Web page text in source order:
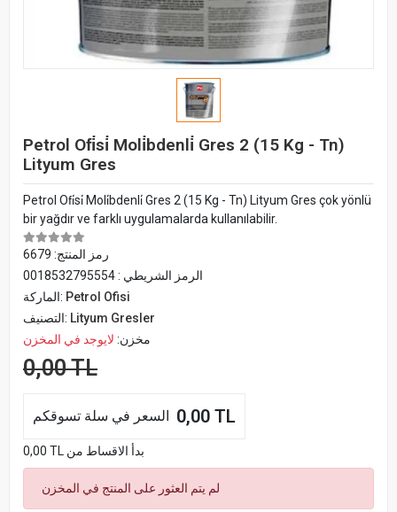
Petrol Ofi̇si̇ Moli̇bdenli̇ Gres 2 (15 Kg - Tn)
Lityum Gres
Petrol Ofi̇si̇ Moli̇bdenli̇ Gres 2 (15 Kg - Tn) Lityum Gres çok yönlü
bir yağdır ve farklı uygulamalarda kullanılabilir.
رمز المنتج: 6679
الرمز الشريطي :0018532795554
الماركة: Petrol Ofisi
التصنيف: Lityum Gresler
مخزن: لايوجد في المخزن
0,00 TL
السعر في سلة تسوقكم 0,00 TL
0,00 TL بدأ الاقساط من
لم يتم العثور على المنتج في المخزن